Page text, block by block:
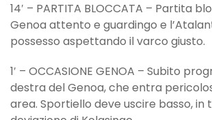
14′ – PARTITA BLOCCATA – Partita
Genoa attento e guardingo e
possesso aspettando il varco giusto.
1′ – OCCASIONE GENOA – Subito
destra del Genoa, che entra
area. Sportiello deve uscire basso, in